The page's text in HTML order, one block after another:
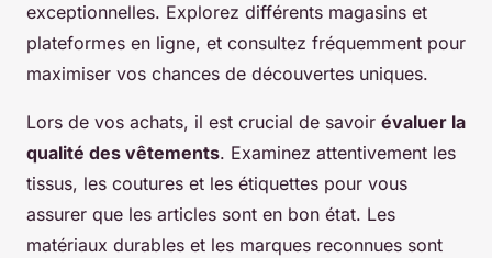
exceptionnelles. Explorez différents magasins et
plateformes en ligne, et consultez fréquemment pour
maximiser vos chances de découvertes uniques.
Lors de vos achats, il est crucial de savoir évaluer la
qualité des vêtements. Examinez attentivement les
tissus, les coutures et les étiquettes pour vous
assurer que les articles sont en bon état. Les
matériaux durables et les marques reconnues sont